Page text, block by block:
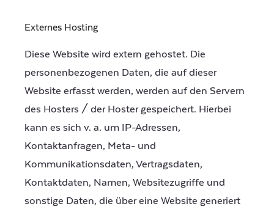
Externes Hosting
Diese Website wird extern gehostet. Die
personenbezogenen Daten, die auf dieser
Website erfasst werden, werden auf den Servern
des Hosters / der Hoster gespeichert. Hierbei
kann es sich v. a. um IP-Adressen,
Kontaktanfragen, Meta- und
Kommunikationsdaten, Vertragsdaten,
Kontaktdaten, Namen, Websitezugriffe und
sonstige Daten, die über eine Website generiert